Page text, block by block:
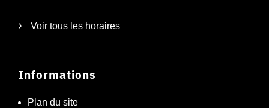
Voir tous les horaires
Informations
Plan du site